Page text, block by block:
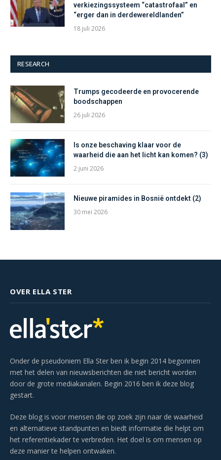
verkiezingssysteem “catastrofaal” en
“erger dan in derdewereldlanden”
18 juli 2026
RESEARCH
Trumps gecodeerde en provocerende
boodschappen
26 juli 2026
Is onze beschaving klaar voor de
waarheid die aan het licht kan komen? (3)
2 juni 2026
Nieuwe piramides in Bosnië ontdekt (2)
30 mei 2026
OVER ELLA STER
Onder de pseudoniem Ella Ster ben ik begin 2014 begonnen
met het delen van nieuwsberichten die niet bericht worden
door de grote mediakanalen. Begin 2016 ben ik deze blog
gestart.
Deze blog is voor mensen die op zoek zijn naar de waarheid
en alternatieve standpunten en biedt informatie die helpt om
het referentiekader te verbreden. Het doel is om mensen op
deze manier te helpen ontwaken.